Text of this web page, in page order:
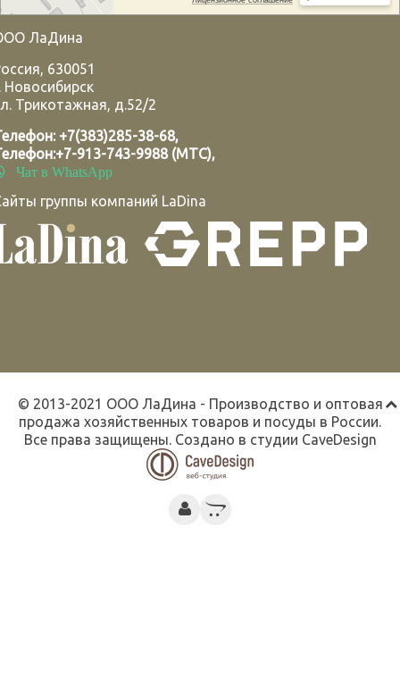
ЛаДина
, 630051
Новосибирск
Трикотажная, д.52/2
+7(383)285-38-68,
+7-913-743-9988 (МТС),
Чат в WhatsApp
группы компаний LaDina
© 2013-2021 ООО ЛаДина - Производство и оптовая
продажа хозяйственных товаров и посуды в России.
Все права защищены. Создано в студии CaveDesign